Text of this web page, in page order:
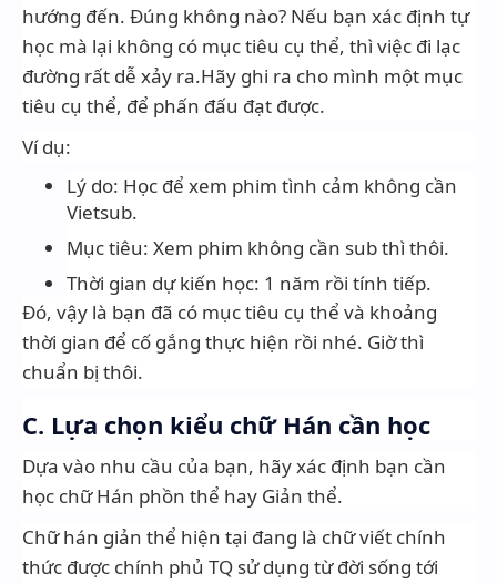
hướng đến. Đúng không nào? Nếu bạn xác định tự
học mà lại không có mục tiêu cụ thể, thì việc đi lạc
đường rất dễ xảy ra.Hãy ghi ra cho mình một mục
tiêu cụ thể, để phấn đấu đạt được.
Ví dụ:
Lý do: Học để xem phim tình cảm không cần
Vietsub.
Mục tiêu: Xem phim không cần sub thì thôi.
Thời gian dự kiến học: 1 năm rồi tính tiếp.
Đó, vậy là bạn đã có mục tiêu cụ thể và khoảng
thời gian để cố gắng thực hiện rồi nhé. Giờ thì
chuẩn bị thôi.
C. Lựa chọn kiểu chữ Hán cần học
Dựa vào nhu cầu của bạn, hãy xác định bạn cần
học chữ Hán phồn thể hay Giản thể.
Chữ hán giản thể hiện tại đang là chữ viết chính
thức được chính phủ TQ sử dụng từ đời sống tới